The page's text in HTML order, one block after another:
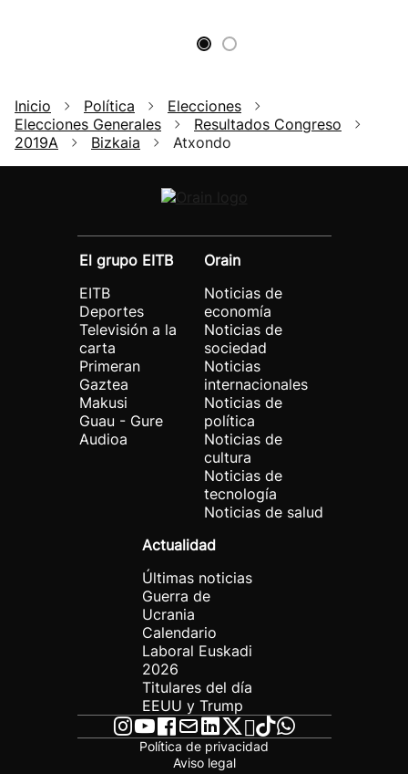
Inicio Política
Elecciones
Elecciones Generales
Resultados Congreso
2019A
Bizkaia Atxondo
El grupo EITB
EITB
Deportes
Televisión a la
carta
Primeran
Gaztea
Makusi
Guau - Gure
Audioa
Orain
Noticias de
economía
Noticias de
sociedad
Noticias
internacionales
Noticias de
política
Noticias de
cultura
Noticias de
tecnología
Noticias de salud
Actualidad
Últimas noticias
Guerra de
Ucrania
Calendario
Laboral Euskadi
2026
Titulares del día
EEUU y Trump
Política de privacidad
Aviso legal